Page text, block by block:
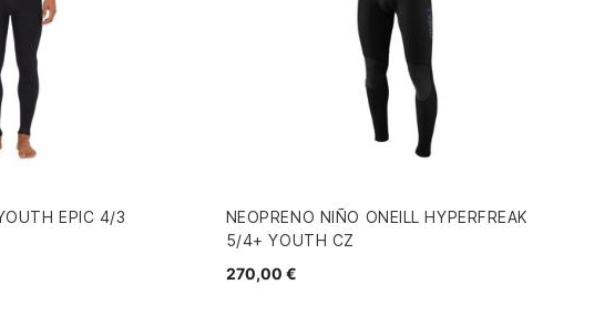
EPIC 4/3
NEOPRENO NIÑO ONEILL HYPERFREAK
5/4+ YOUTH CZ
270,00 €